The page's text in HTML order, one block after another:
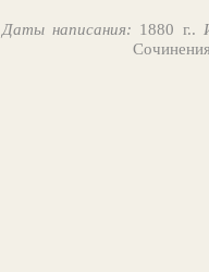
Даты написания: 1880 г..